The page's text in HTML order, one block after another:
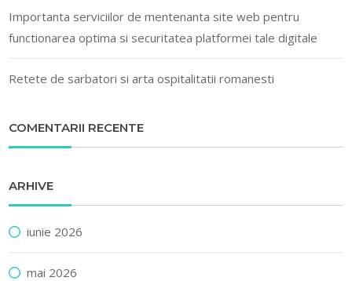
Importanta serviciilor de mentenanta site web pentru
functionarea optima si securitatea platformei tale digitale
Retete de sarbatori si arta ospitalitatii romanesti
COMENTARII RECENTE
ARHIVE
iunie 2026
mai 2026